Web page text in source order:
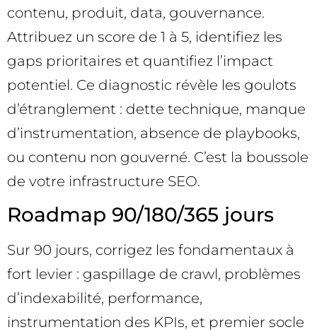
contenu, produit, data, gouvernance.
Attribuez un score de 1 à 5, identifiez les
gaps prioritaires et quantifiez l’impact
potentiel. Ce diagnostic révèle les goulots
d’étranglement : dette technique, manque
d’instrumentation, absence de playbooks,
ou contenu non gouverné. C’est la boussole
de votre infrastructure SEO.
Roadmap 90/180/365 jours
Sur 90 jours, corrigez les fondamentaux à
fort levier : gaspillage de crawl, problèmes
d’indexabilité, performance,
instrumentation des KPIs, et premier socle